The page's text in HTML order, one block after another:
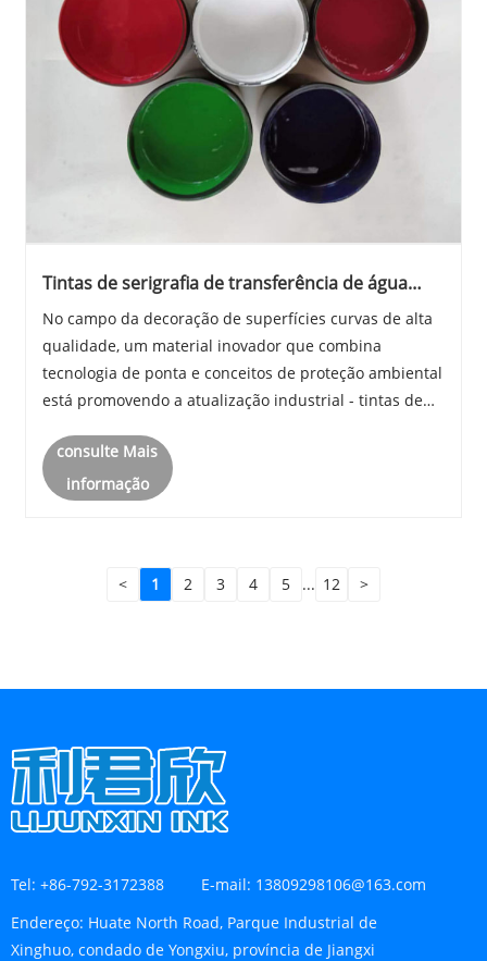
Tintas de serigrafia de transferência de água
superfícies curvas!
No campo da decoração de superfícies curvas de alta
qualidade, um material inovador que combina
tecnologia de ponta e conceitos de proteção ambiental
está promovendo a atualização industrial - tintas de
consulte Mais
informação
< 1 2 3 4 5 ... 12 >
Tel: +86-792-3172388 E-mail: 13809298106@163.com
Endereço: Huate North Road, Parque Industrial de
Xinghuo, condado de Yongxiu, província de Jiangxi